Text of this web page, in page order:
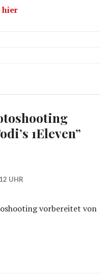
hier
1Eleven”
UHR
vorbereitet von